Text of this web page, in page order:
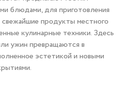
блюдами, для приготовления
продукты местного
кулинарные техники. Здесь
ужин превращаются в
эстетикой и новыми